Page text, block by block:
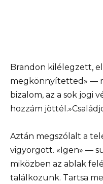
Brandon kilélegzett,
megkönnyítetted» —
bizalom, az a sok jogi
hozzám
Aztán megszólalt a
vigyorgott. «Igen» —
miközben az ablak
találkozunk. Tartsa